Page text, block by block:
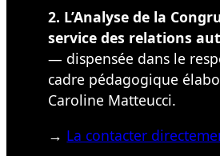
2. L’Analyse de la
service des relations
— dispensée dans le
cadre pédagogique
Caroline Matteucci.
→ La contacter